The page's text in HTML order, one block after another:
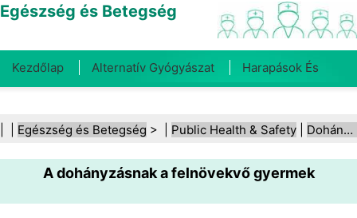
Egészség és Betegség
Kezdőlap Alternatív Gyógyászat Harapások És
Fogegészség Diéta És Táplálkozás Családi
Egészség Egészségügyi Ágazat Mentális Egészség
Közegészségügy És Biztonság Sebészet És
Egészség és Betegség > | Public Health & Safety Dohányzás és dohánytermékek
A dohányzásnak a felnövekvő gyermek